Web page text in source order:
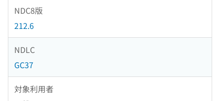
NDC8版
212.6
NDLC
GC37
対象利用者